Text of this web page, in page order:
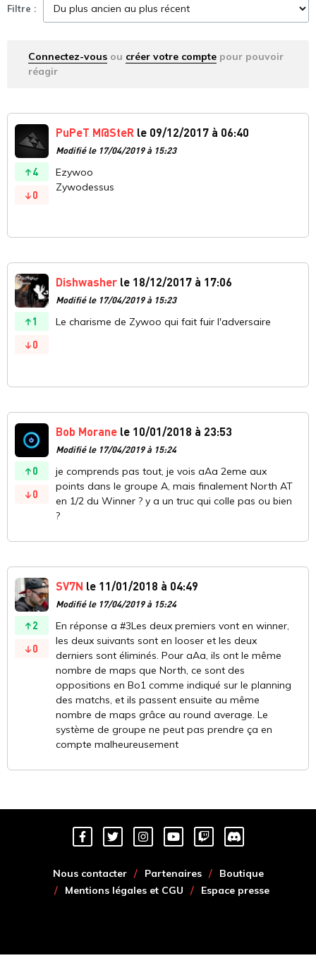
Filtre :
Connectez-vous ou créer votre compte pour pouvoir
réagir
4
0
PuPeT M@SteR le 09/12/2017 à 06:40
Modifié le 17/04/2019 à 15:23
Ezywoo
Zywodessus
1
0
Dishwasher le 18/12/2017 à 17:06
Modifié le 17/04/2019 à 15:23
Le charisme de Zywoo qui fait fuir l'adversaire
0
0
Bob Morane le 10/01/2018 à 23:53
Modifié le 17/04/2019 à 15:24
je comprends pas tout, je vois aAa 2eme aux
points dans le groupe A, mais finalement North AT
en 1/2 du Winner ? y a un truc qui colle pas ou bien
?
2
0
SV7N le 11/01/2018 à 04:49
Modifié le 17/04/2019 à 15:24
En réponse a #3Les deux premiers vont en winner,
les deux suivants sont en looser et les deux
derniers sont éliminés. Pour aAa, ils ont le même
nombre de maps que North, ce sont des
oppositions en Bo1 comme indiqué sur le planning
des matchs, et ils passent ensuite au même
nombre de maps grâce au round average. Le
système de groupe ne peut pas prendre ça en
compte malheureusement
Nous contacter Partenaires
Boutique
Mentions légales et CGU
Espace presse